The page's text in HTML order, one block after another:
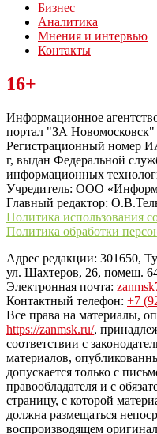
Бизнес
Аналитика
Мнения и интервью
Контакты
Читайте последние
“ЗаНовомосковск”
16+
Информационное
портал "ЗА Новомосковск"
Регистрационный номер
г, выдан Федеральной
информационных
Учредитель: ООО
Главный редактор:
Политика использования
Политика обработки
Адрес редакции: 301650,
ул. Шахтеров, 26, помещ.
Электронная почта:
Контактный телефон: +7
Все права на материалы,
https://zanmsk.ru/,
соответствии с
материалов,
допускается только с
правообладателя и с
страницу, с которой
должна размещаться
воспроизводящем